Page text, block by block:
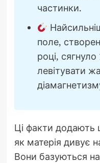
частинки.
поле,
році,
левітувати
Ці факти додають
як матерія дивує
Вони базуються